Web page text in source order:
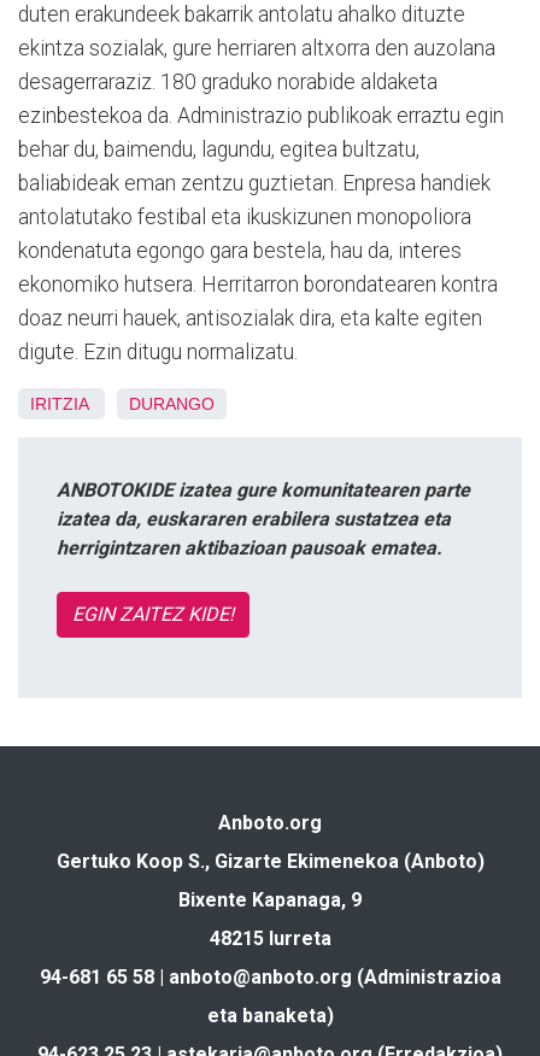
duten erakundeek bakarrik antolatu ahalko dituzte
ekintza sozialak, gure herriaren altxorra den auzolana
desagerraraziz. 180 graduko norabide aldaketa
ezinbestekoa da. Administrazio publikoak erraztu egin
behar du, baimendu, lagundu, egitea bultzatu,
baliabideak eman zentzu guztietan. Enpresa handiek
antolatutako festibal eta ikuskizunen monopoliora
kondenatuta egongo gara bestela, hau da, interes
ekonomiko hutsera. Herritarron borondatearen kontra
doaz neurri hauek, antisozialak dira, eta kalte egiten
digute. Ezin ditugu normalizatu.
IRITZIA DURANGO
ANBOTOKIDE izatea gure komunitatearen parte
izatea da, euskararen erabilera sustatzea eta
herrigintzaren aktibazioan pausoak ematea.
EGIN ZAITEZ KIDE!
Anboto.org
Gertuko Koop S., Gizarte Ekimenekoa (Anboto)
Bixente Kapanaga, 9
48215 Iurreta
94-681 65 58 | anboto@anboto.org (Administrazioa
eta banaketa)